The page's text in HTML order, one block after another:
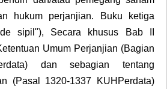
hukum perjanjian. Buku ketiga
sipil"), Secara khusus Bab II
Umum Perjanjian (Bagian
dan sebagian tentang
(Pasal 1320-1337 KUHPerdata)